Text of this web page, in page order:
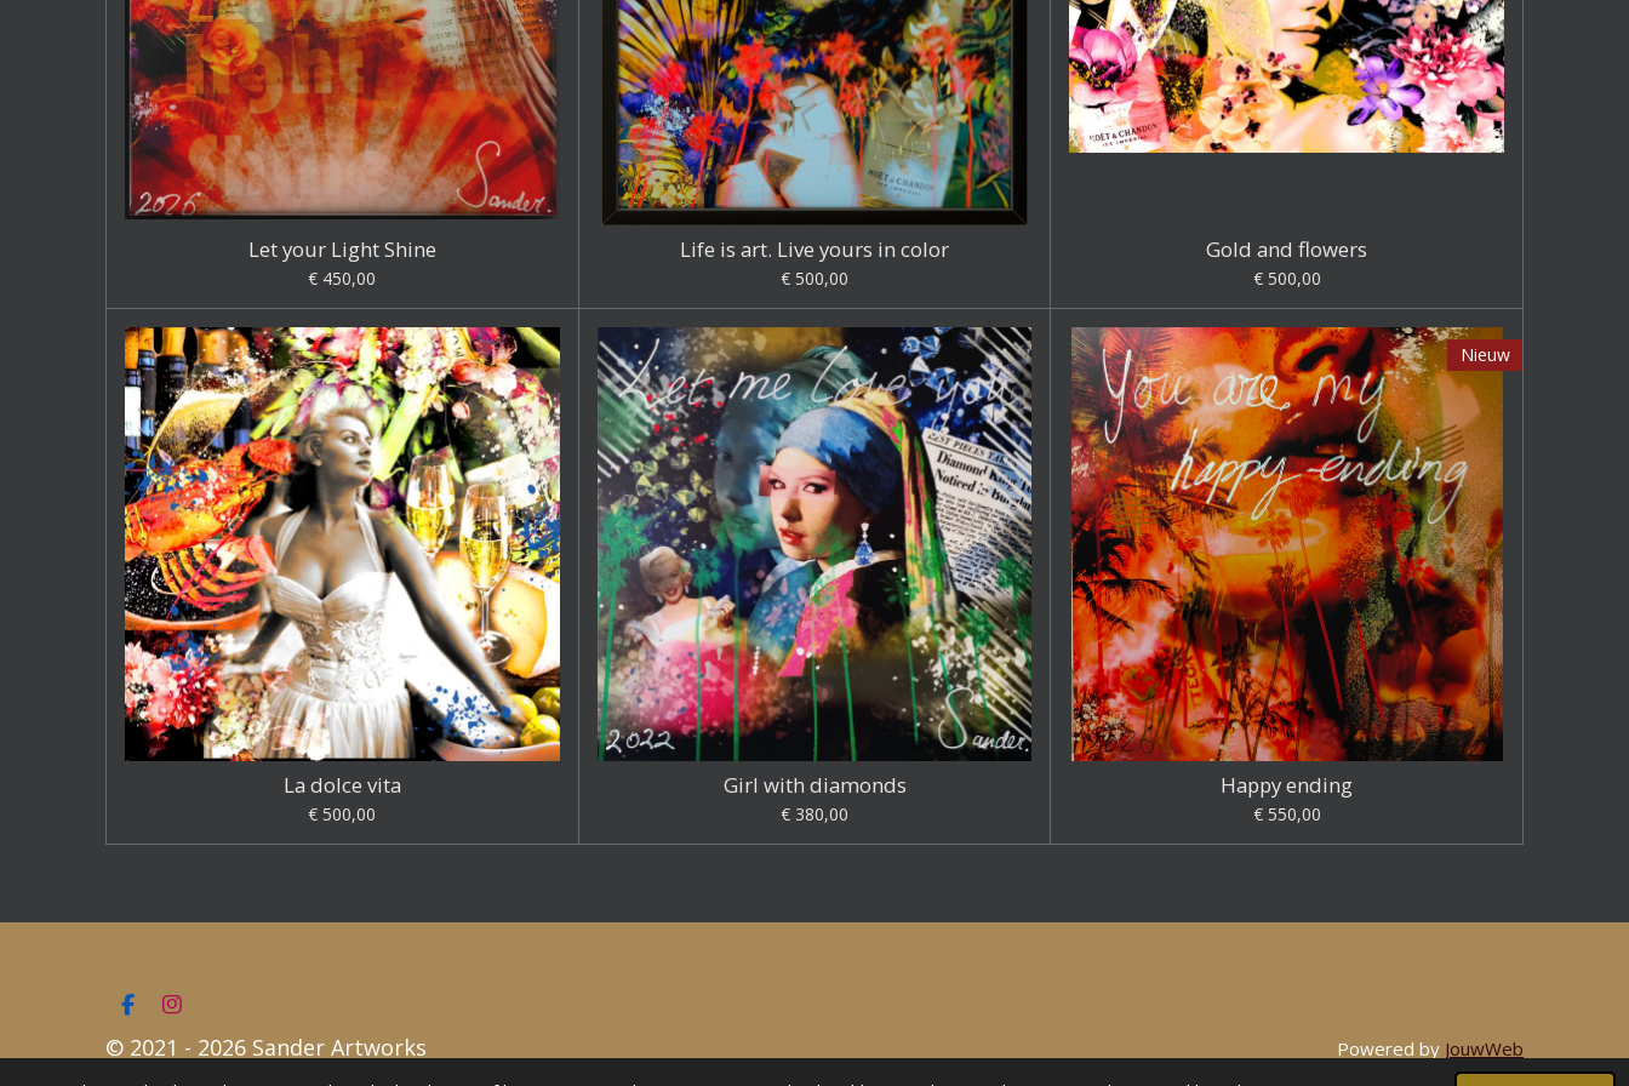
Let your Light Shine
€ 450,00
Life is art. Live yours in color
€ 500,00
Gold and flowers
€ 500,00
La dolce vita
€ 500,00
Girl with diamonds
€ 380,00
Nieuw
Happy ending
€ 550,00
F
c
I
s
© 2021 - 2026 Sander Artworks Powered by JouwWeb